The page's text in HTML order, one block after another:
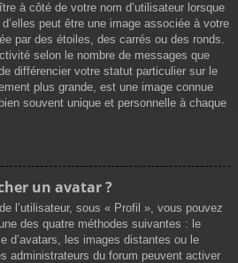
à côté de votre nom d’utilisateur lorsque
peut être une image associée à votre
par des étoiles, des carrés ou des ronds.
selon le nombre de messages que
différencier votre statut particulier sur le
plus grande, est une image connue
souvent unique et personnelle à chaque
un avatar ?
l’utilisateur, sous « Profil », vous pouvez
des quatre méthodes suivantes : le
d’avatars, les images distantes ou le
administrateurs du forum peuvent activer